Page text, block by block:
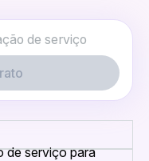
de serviço para